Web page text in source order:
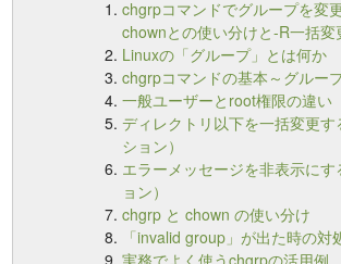
chgrpコマンドでグループを変
chownとの使い分けと-R一括変
Linuxの「グループ」とは何か
chgrpコマンドの基本～グルー
一般ユーザーとroot権限の違い
ディレクトリ以下を一括変更
ション）
エラーメッセージを非表示に
ョン）
chgrp と chown の使い分け
「invalid group」が出た時の対